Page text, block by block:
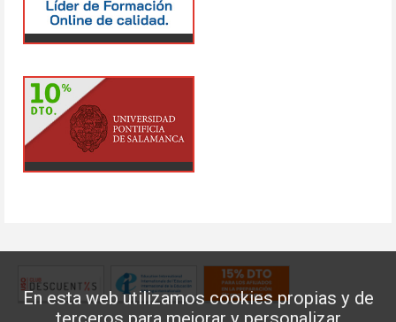
En esta web utilizamos cookies propias y de